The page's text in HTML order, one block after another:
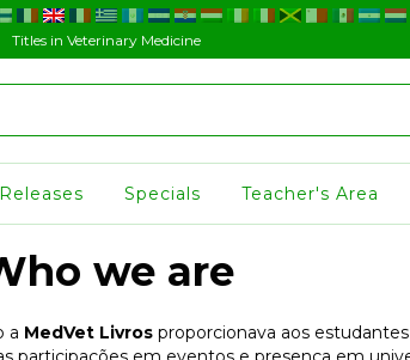
Titles in Veterinary Medicine
Releases Specials Teacher's Area
we are
a MedVet Livros proporcionava aos